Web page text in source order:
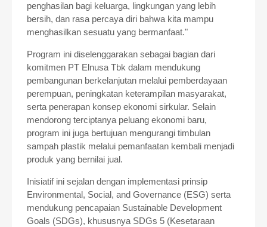
penghasilan bagi keluarga, lingkungan yang lebih
bersih, dan rasa percaya diri bahwa kita mampu
menghasilkan sesuatu yang bermanfaat."
Program ini diselenggarakan sebagai bagian dari
komitmen PT Elnusa Tbk dalam mendukung
pembangunan berkelanjutan melalui pemberdayaan
perempuan, peningkatan keterampilan masyarakat,
serta penerapan konsep ekonomi sirkular. Selain
mendorong terciptanya peluang ekonomi baru,
program ini juga bertujuan mengurangi timbulan
sampah plastik melalui pemanfaatan kembali menjadi
produk yang bernilai jual.
Inisiatif ini sejalan dengan implementasi prinsip
Environmental, Social, and Governance (ESG) serta
mendukung pencapaian Sustainable Development
Goals (SDGs), khususnya SDGs 5 (Kesetaraan